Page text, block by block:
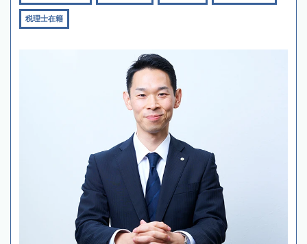
税理士在籍